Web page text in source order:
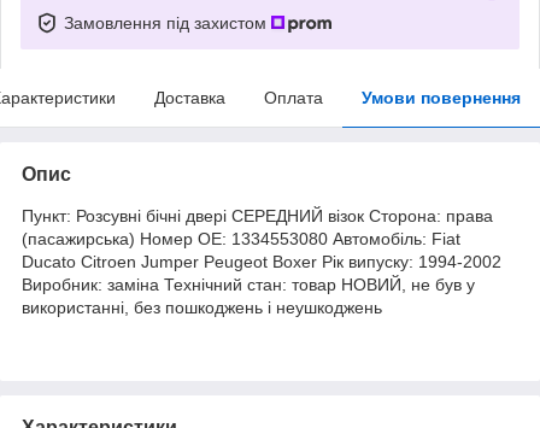
Замовлення під захистом
Доставка Оплата Умови повернення
Опис
Пункт: Розсувні бічні двері СЕРЕДНИЙ візок Сторона: права
(пасажирська) Номер OE: 1334553080 Автомобіль: Fiat
Ducato Citroen Jumper Peugeot Boxer Рік випуску: 1994-2002
Виробник: заміна Технічний стан: товар НОВИЙ, не був у
використанні, без пошкоджень і неушкоджень